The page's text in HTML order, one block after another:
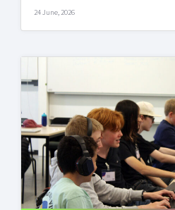
24 June, 2026